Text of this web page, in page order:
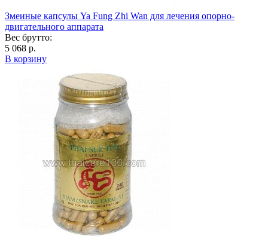
Змеиные капсулы Ya Fung Zhi Wan для лечения опорно-
двигательного аппарата
Вес брутто:
5 068 р.
В корзину